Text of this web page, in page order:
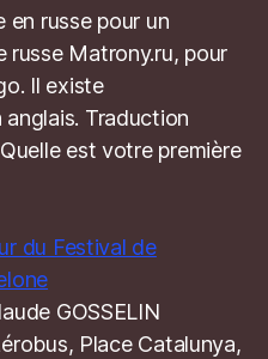
en russe pour un
russe Matrony.ru, pour
Il existe
Traduction
est votre première
du Festival de
GOSSELIN
Place Catalunya,